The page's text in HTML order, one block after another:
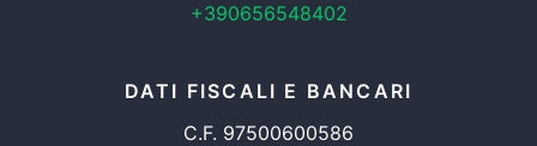
+390656548402
DATI FISCALI E BANCARI
C.F. 97500600586